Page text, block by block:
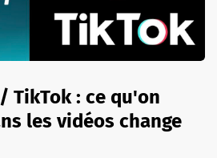
TikTok : ce qu'on
les vidéos change